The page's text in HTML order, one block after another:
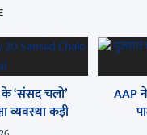
‘संसद चलो’
व्यवस्था कड़ी
AAP